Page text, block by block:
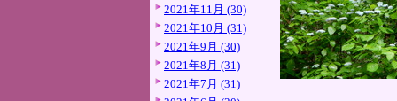
2021年11月 (30)
2021年10月 (31)
2021年9月 (30)
2021年8月 (31)
2021年7月 (31)